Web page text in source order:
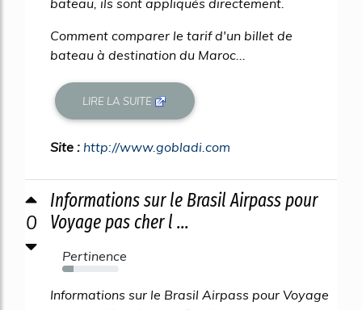
bateau, ils sont appliqués directement.
Comment comparer le tarif d'un billet de
bateau à destination du Maroc...
LIRE LA SUITE
Site : http://www.gobladi.com
0
Informations sur le Brasil Airpass pour
Voyage pas cher l ...
Pertinence
20%
Informations sur le Brasil Airpass pour Voyage